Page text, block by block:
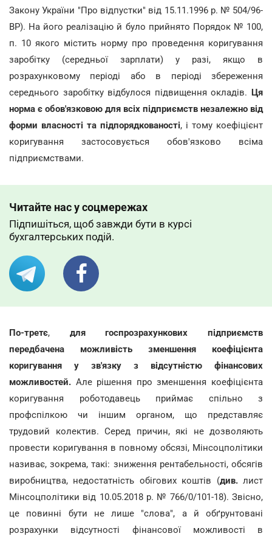
Закону України "Про відпустки" від 15.11.1996 р. № 504/96-
ВР). На його реалізацію й було прийнято Порядок № 100,
п. 10 якого містить норму про проведення коригування
заробітку (середньої зарплати) у разі, якщо в
розрахунковому періоді або в періоді збереження
середнього заробітку відбулося підвищення окладів. Ця
норма є обов'язковою для всіх підприємств незалежно від
форми власності та підпорядкованості, і тому коефіцієнт
коригування застосовується обов'язково всіма
підприємствами.
Читайте нас у соцмережах
Підпишіться, щоб завжди бути в курсі
бухгалтерських подій.
По-третє, для госпрозрахункових підприємств
передбачена можливість зменшення коефіцієнта
коригування у зв'язку з відсутністю фінансових
можливостей. Але рішення про зменшення коефіцієнта
коригування роботодавець приймає спільно з
профспілкою чи іншим органом, що представляє
трудовий колектив. Серед причин, які не дозволяють
провести коригування в повному обсязі, Мінсоцполітики
називає, зокрема, такі: зниження рентабельності, обсягів
виробництва, недостатність обігових коштів (див.лист
Мінсоцполітики від 10.05.2018 р. № 766/0/101-18). Звісно,
це повинні бути не лише "слова", а й обґрунтовані
розрахунки відсутності фінансової можливості в